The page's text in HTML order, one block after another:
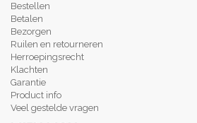
Bestellen
Betalen
Bezorgen
Ruilen en retourneren
Herroepingsrecht
Klachten
Garantie
Product info
Veel gestelde vragen